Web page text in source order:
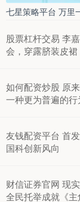
七星策略平台 万里
股票杠杆交易 李
会，穿露脐装皮裙
如何配资炒股 原
一种更为普遍的行
友钱配资平台 首
国科创新风向
财信证券官网 现
全民托举成就《